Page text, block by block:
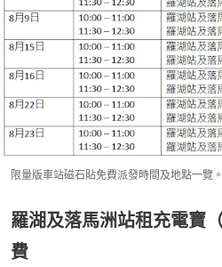
限量版車站磁石貼免費派發時間及地點一覽
羅湖及落馬洲站租充電寶
費